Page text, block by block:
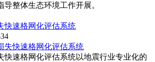
导整体生态环境工作开展。
快速格网化评估系统
快速格网化评估系统以地震行业专业化的